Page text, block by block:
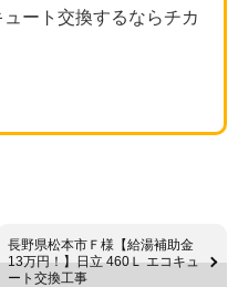
ート交換するならチカ
長野県松本市Ｆ様【給湯補助金
13万円！】日立 460Ｌ エコキュ
ート交換工事